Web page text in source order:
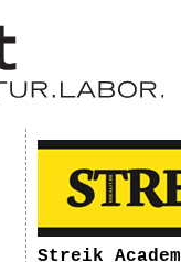
Streik